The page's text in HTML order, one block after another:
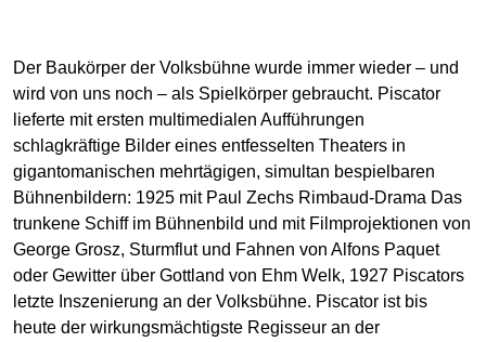
Der Baukörper der Volksbühne wurde immer wieder – und
wird von uns noch – als Spielkörper gebraucht. Piscator
lieferte mit ersten multimedialen Aufführungen
schlagkräftige Bilder eines entfesselten Theaters in
gigantomanischen mehrtägigen, simultan bespielbaren
Bühnenbildern: 1925 mit Paul Zechs Rimbaud-Drama Das
trunkene Schiff im Bühnenbild und mit Filmprojektionen von
George Grosz, Sturmflut und Fahnen von Alfons Paquet
oder Gewitter über Gottland von Ehm Welk, 1927 Piscators
letzte Inszenierung an der Volksbühne. Piscator ist bis
heute der wirkungsmächtigste Regisseur an der